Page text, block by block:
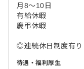
月8～10日
有給休暇
慶弔休暇
◎連続休日制度有り
待遇・福利厚生